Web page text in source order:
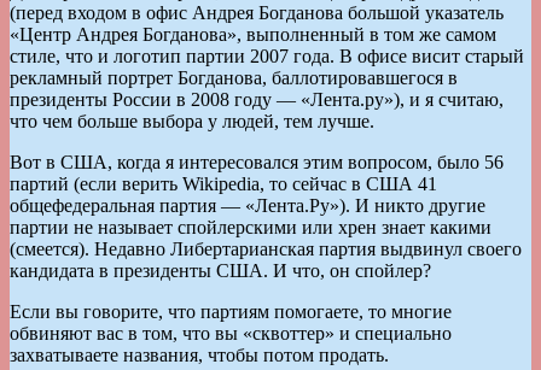
(перед входом в офис Андрея Богданова большой указатель
«Центр Андрея Богданова», выполненный в том же самом
стиле, что и логотип партии 2007 года. В офисе висит старый
рекламный портрет Богданова, баллотировавшегося в
президенты России в 2008 году — «Лента.ру»), и я считаю,
что чем больше выбора у людей, тем лучше.
Вот в США, когда я интересовался этим вопросом, было 56
партий (если верить Wikipedia, то сейчас в США 41
общефедеральная партия — «Лента.Ру»). И никто другие
партии не называет спойлерскими или хрен знает какими
(смеется). Недавно Либертарианская партия выдвинул своего
кандидата в президенты США. И что, он спойлер?
Если вы говорите, что партиям помогаете, то многие
обвиняют вас в том, что вы «сквоттер» и специально
захватываете названия, чтобы потом продать.